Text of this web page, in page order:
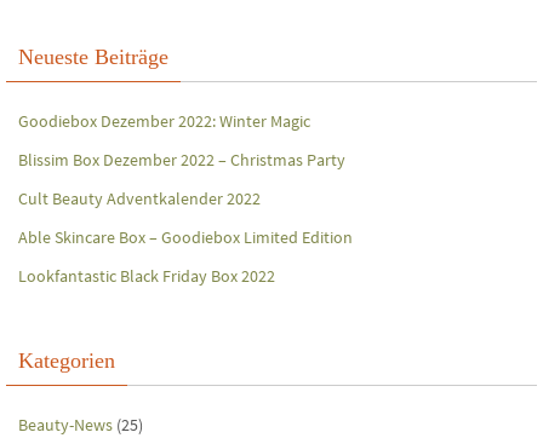
Neueste Beiträge
Goodiebox Dezember 2022: Winter Magic
Blissim Box Dezember 2022 – Christmas Party
Cult Beauty Adventkalender 2022
Able Skincare Box – Goodiebox Limited Edition
Lookfantastic Black Friday Box 2022
Kategorien
Beauty-News (25)